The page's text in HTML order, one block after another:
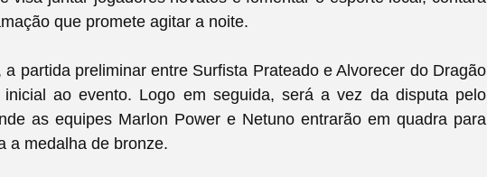
que promete agitar a noite.
a partida preliminar entre Surfista Prateado e Alvorecer do Dragão
ao evento. Logo em seguida, será a vez da disputa pelo
as equipes Marlon Power e Netuno entrarão em quadra para
a medalha de bronze.